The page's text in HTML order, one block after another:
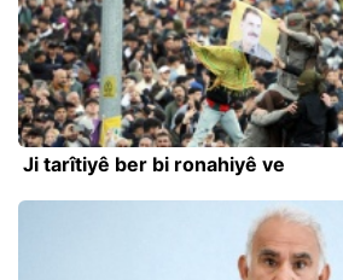
Ji tarîtiyê ber bi ronahiyê ve